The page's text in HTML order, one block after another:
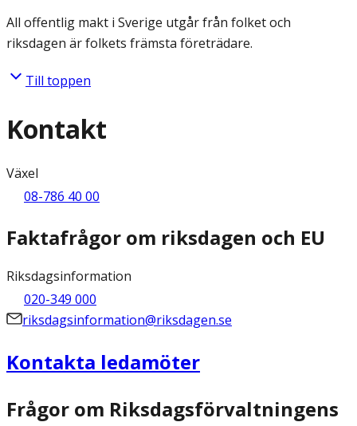
All offentlig makt i Sverige utgår från folket och
riksdagen är folkets främsta företrädare.
Till toppen
Kontakt
Växel
08-786 40 00
Faktafrågor om riksdagen och EU
Riksdagsinformation
020-349 000
riksdagsinformation@riksdagen.se
Kontakta ledamöter
Frågor om Riksdagsförvaltningens